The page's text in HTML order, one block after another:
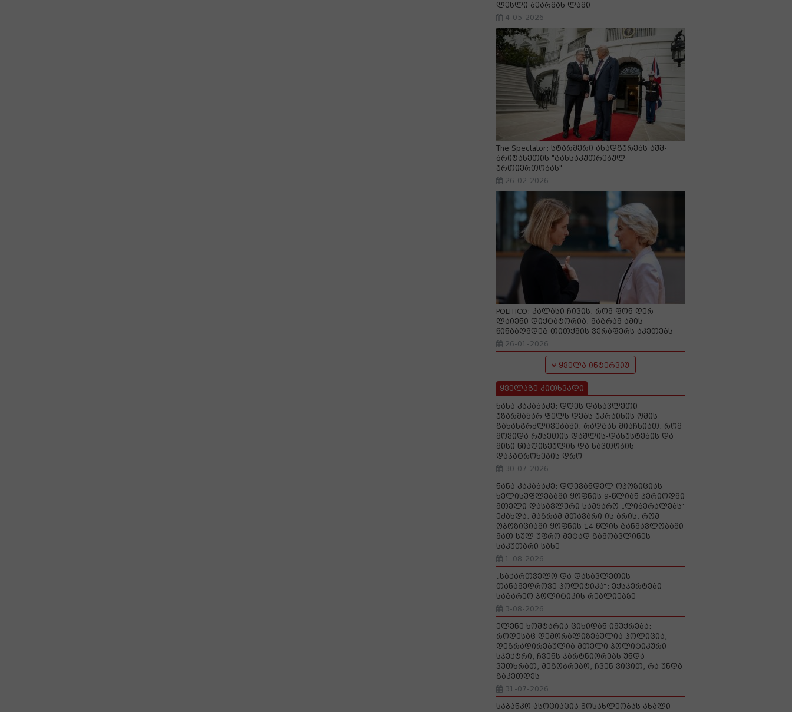
ლესლი ბეარმან ლამი
4-05-2026
The Spectator: სტარმერი ანადგურებს აშშ-
ბრიტანეთის "განსაკუთრებულ
ურთიერთობას"
26-02-2026
POLITICO: კალასი ჩივის, რომ ფონ დერ
ლაიენი დიქტატორია, მაგრამ ამის
წინააღმდეგ თითქმის ვერაფერს აკეთებს
26-01-2026
ყველა ინტერვიუ
ყველაზე კითხვადი
ნანა კაკაბაძე: დღეს დასავლეთი
უზარმაზარ ფულს დებს უკრაინის ომის
გახანგრძლივებაში, რადგან მიაჩნიათ, რომ
მოვიდა რუსეთის დაშლის-დასუსტების და
მისი წიაღისეულის და ნავთობის
დაპატრონების დრო
30-07-2026
ნანა კაკაბაძე: დღევანდელ ოპოზიციას
ხელისუფლებაში ყოფნის 9-წლიან პერიოდში
მთელი დასავლური სამყარო „ლიბერალებს“
ეძახდა, მაგრამ მთავარი ის არის, რომ
ოპოზიციაში ყოფნის 14 წლის განმავლობაში
მათ სულ უფრო მეტად გამოავლინეს
საკუთარი სახე
1-08-2026
„საქართველო და დასავლეთის
თანამედროვე პოლიტიკა“: ექსპერტები
საგარეო პოლიტიკის რეალიებზე
3-08-2026
ელენე ხოშტარია ციხიდან იმუქრება:
როდესაც დემორალიზებულია პოლიცია,
დეგრადირებულია მთელი პოლიტიკური
სპექტრი, ჩვენს პარტნიორებს უნდა
ვუთხრათ, მეგობრებო, ჩვენ ვიცით, რა უნდა
გაკეთდეს
31-07-2026
საბანკო ასოციაცია მოსახლეობას ახალი